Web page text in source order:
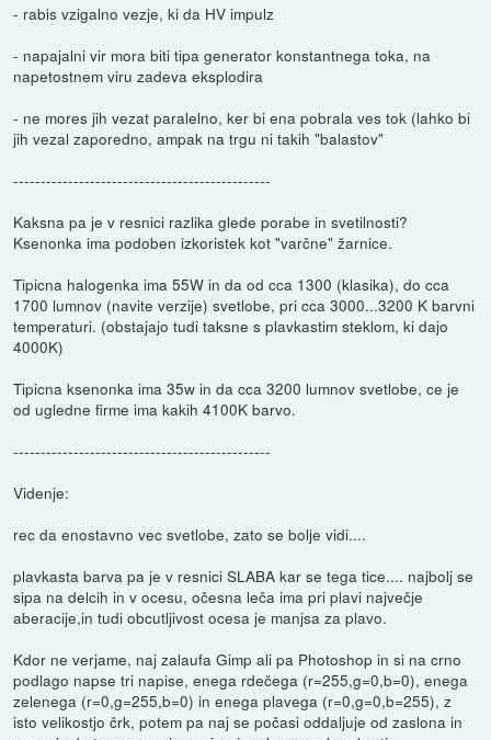
- rabis vzigalno vezje, ki da HV impulz
- napajalni vir mora biti tipa generator konstantnega toka, na
napetostnem viru zadeva eksplodira
- ne mores jih vezat paralelno, ker bi ena pobrala ves tok (lahko bi
jih vezal zaporedno, ampak na trgu ni takih "balastov"
-----------------------------------------------
Kaksna pa je v resnici razlika glede porabe in svetilnosti?
Ksenonka ima podoben izkoristek kot "varčne" žarnice.
Tipicna halogenka ima 55W in da od cca 1300 (klasika), do cca
1700 lumnov (navite verzije) svetlobe, pri cca 3000...3200 K barvni
temperaturi. (obstajajo tudi taksne s plavkastim steklom, ki dajo
4000K)
Tipicna ksenonka ima 35w in da cca 3200 lumnov svetlobe, ce je
od ugledne firme ima kakih 4100K barvo.
-----------------------------------------------
Videnje:
rec da enostavno vec svetlobe, zato se bolje vidi....
plavkasta barva pa je v resnici SLABA kar se tega tice.... najbolj se
sipa na delcih in v ocesu, očesna leča ima pri plavi največje
aberacije,in tudi obcutljivost ocesa je manjsa za plavo.
Kdor ne verjame, naj zalaufa Gimp ali pa Photoshop in si na crno
podlago napse tri napise, enega rdečega (r=255,g=0,b=0), enega
zelenega (r=0,g=255,b=0) in enega plavega (r=0,g=0,b=255), z
isto velikostjo črk, potem pa naj se počasi oddaljuje od zaslona in